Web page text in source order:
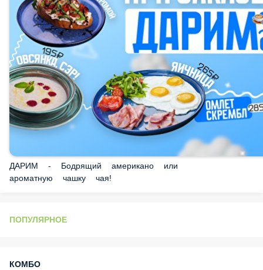
ДАРИМ - Бодрящий американо или ароматную
чашку чая!
ПОПУЛЯРНОЕ
КОМБО